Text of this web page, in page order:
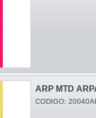
ARP MTD
CODIGO: